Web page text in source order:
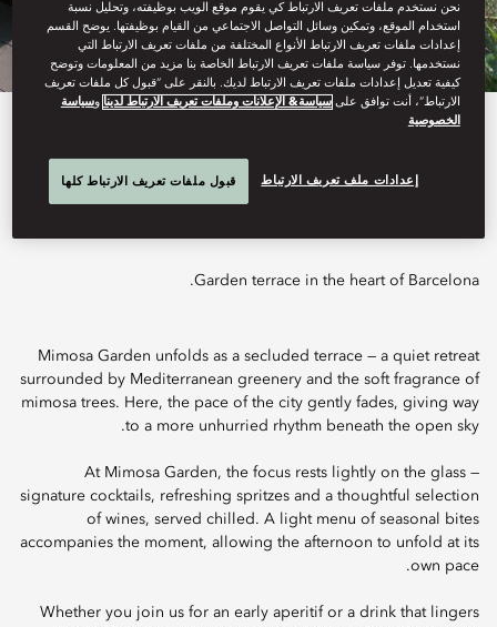
MIMOSA GARDEN
Garden terrace in the heart of Barcelona.
Mimosa Garden unfolds as a secluded terrace — a quiet retreat
surrounded by Mediterranean greenery and the soft fragrance of
mimosa trees. Here, the pace of the city gently fades, giving way
to a more unhurried rhythm beneath the open sky.
At Mimosa Garden, the focus rests lightly on the glass —
signature cocktails, refreshing spritzes and a thoughtful selection
of wines, served chilled. A light menu of seasonal bites
accompanies the moment, allowing the afternoon to unfold at its
own pace.
Whether you join us for an early aperitif or a drink that lingers
نحن نستخدم ملفات تعريف الارتباط كي يقوم موقع الويب بوظيفته، وتحليل نسبة
استخدام الموقع، وتمكين وسائل التواصل الاجتماعي من القيام بوظيفتها. يوضح القسم
إعدادات ملفات تعريف الارتباط الأنواع المختلفة من ملفات تعريف الارتباط التي
نستخدمها. توفر سياسة ملفات تعريف الارتباط الخاصة بنا مزيد من المعلومات وتوضح
كيفية تعديل إعدادات ملفات تعريف الارتباط لديك. بالنقر على “قبول كل ملفات تعريف
الارتباط”، أنت توافق علىسياسة& الإعلانات وملفات تعريف الارتباط لدينا وسياسة
الخصوصية
إعدادات ملف تعريف الارتباط قبول ملفات تعريف الارتباط كلها